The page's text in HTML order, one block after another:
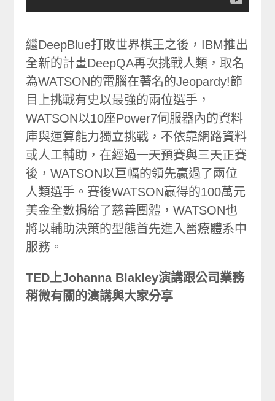
繼DeepBlue打敗世界棋王之後，IBM推出
全新的計畫DeepQA再次挑戰人類，取名
為WATSON的電腦在著名的Jeopardy!節
目上挑戰有史以最強的兩位選手，
WATSON以10座Power7伺服器內的資料
庫與運算能力獨立挑戰，不依靠網路資料
或人工輔助，在經過一天預賽與三天正賽
後，WATSON以巨幅的領先贏過了兩位
人類選手。賽後WATSON贏得的100萬元
美金全數捐給了慈善團體，WATSON也
將以輔助決策的型態首先進入醫療體系中
服務。
TED上Johanna Blakley演講跟公司業務
稍微有關的演講與大家分享